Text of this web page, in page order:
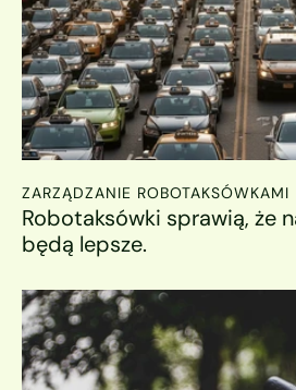
ZARZĄDZANIE ROBOTAKSÓWKAMI
Robotaksówki sprawią, że
będą lepsze.